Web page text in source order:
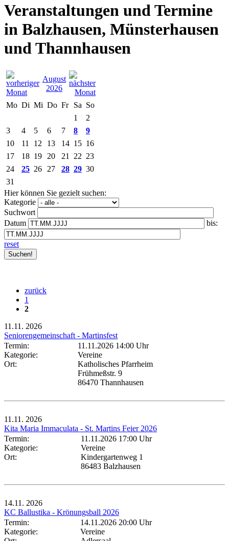
Veranstaltungen und Termine
in Balzhausen, Münsterhausen
und Thannhausen
August
2026
Mo Di Mi Do Fr Sa So
1
2
3
4 5 6 7 8
9
10
11 12 13 14 15 16
17
18 19 20 21 22 23
24
25 26 27 28 29 30
31
Hier können Sie gezielt suchen:
Kategorie
Suchwort
Datum
bis:
reset
zurück
1
2
11.11. 2026
Seniorengemeinschaft - Martinsfest
Termin:
11.11.2026 14:00 Uhr
Kategorie:
Vereine
Ort:
Katholisches Pfarrheim
Frühmeßstr. 9
86470 Thannhausen
11.11. 2026
Kita Maria Immaculata - St. Martins Feier 2026
Termin:
11.11.2026 17:00 Uhr
Kategorie:
Vereine
Ort:
Kindergartenweg 1
86483 Balzhausen
14.11. 2026
KC Ballustika - Krönungsball 2026
Termin:
14.11.2026 20:00 Uhr
Kategorie:
Vereine